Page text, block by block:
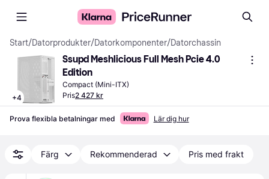
Start/Datorprodukter/Datorkomponenter/Datorchassin
+4
Ssupd Meshlicious Full Mesh Pcie 4.0
Edition
Compact (Mini-ITX)
Pris2 427 kr
Prova flexibla betalningar med Lär dig hur
Färg Rekommenderad Pris med frakt